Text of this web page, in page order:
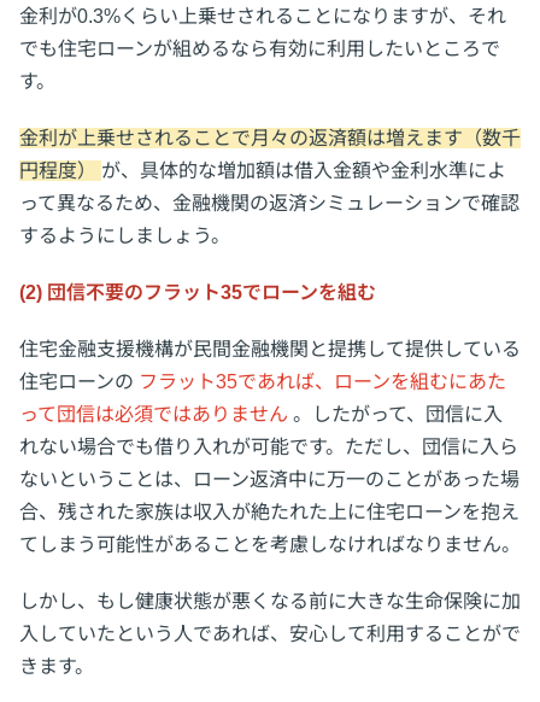
金利が0.3%くらい上乗せされることになりますが、それ
でも住宅ローンが組めるなら有効に利用したいところで
す。
金利が上乗せされることで月々の返済額は増えます（数千
円程度） が、具体的な増加額は借入金額や金利水準によ
って異なるため、金融機関の返済シミュレーションで確認
するようにしましょう。
(2) 団信不要のフラット35でローンを組む
住宅金融支援機構が民間金融機関と提携して提供している
住宅ローンの フラット35であれば、ローンを組むにあた
って団信は必須ではありません 。したがって、団信に入
れない場合でも借り入れが可能です。ただし、団信に入ら
ないということは、ローン返済中に万一のことがあった場
合、残された家族は収入が絶たれた上に住宅ローンを抱え
てしまう可能性があることを考慮しなければなりません。
しかし、もし健康状態が悪くなる前に大きな生命保険に加
入していたという人であれば、安心して利用することがで
きます。